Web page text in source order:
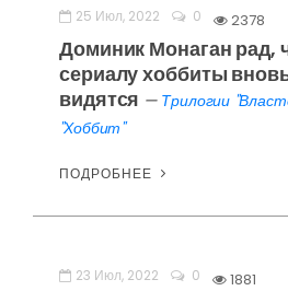
25 Июл, 2022 0 2378
Доминик Монаган рад,
сериалу хоббиты
видятся — Трилогии
"Хоббит"
ПОДРОБНЕЕ
23 Июл, 2022 0 1881